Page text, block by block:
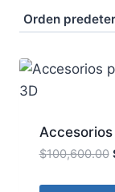
013N 3D
$100,600.00